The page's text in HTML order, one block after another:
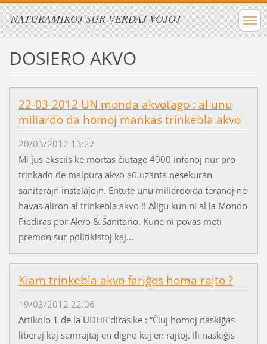
NATURAMIKOJ SUR VERDAJ VOJOJ
DOSIERO AKVO
22-03-2012 UN monda akvotago : al unu
miliardo da homoj mankas trinkebla akvo
20/03/2012 13:27
Mi ĵus eksciis ke mortas ĉiutage 4000 infanoj nur pro
trinkado de malpura akvo aŭ uzanta nesekuran
sanitarajn instalaĵojn. Entute unu miliardo da teranoj ne
havas aliron al trinkebla akvo !! Aliĝu kun ni al la Mondo
Piediras por Akvo & Sanitario. Kune ni povas meti
premon sur politikistoj kaj...
Kiam trinkebla akvo fariĝos homa rajto ?
19/03/2012 22:06
Artikolo 1 de la UDHR diras ke : “Ĉiuj homoj naskiĝas
liberaj kaj samrajtaj en digno kaj en rajtoj. Ili naskiĝis